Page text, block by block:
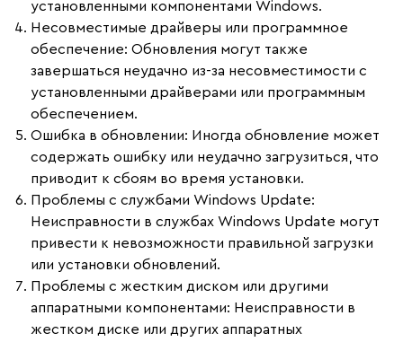
установленными компонентами Windows.
Несовместимые драйверы или программное
обеспечение: Обновления могут также
завершаться неудачно из-за несовместимости с
установленными драйверами или программным
обеспечением.
Ошибка в обновлении: Иногда обновление может
содержать ошибку или неудачно загрузиться, что
приводит к сбоям во время установки.
Проблемы с службами Windows Update:
Неисправности в службах Windows Update могут
привести к невозможности правильной загрузки
или установки обновлений.
Проблемы с жестким диском или другими
аппаратными компонентами: Неисправности в
жестком диске или других аппаратных